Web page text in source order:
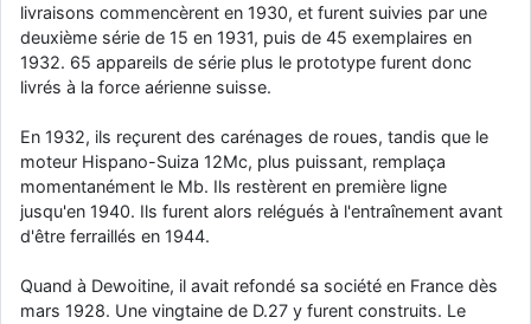
d9pouces : Désolé ! Mon filtrage a été un peu trop violent
manifestement
tout voir
livraisons commencèrent en 1930, et furent suivies par une
deuxième série de 15 en 1931, puis de 45 exemplaires en
1932. 65 appareils de série plus le prototype furent donc
livrés à la force aérienne suisse.
En 1932, ils reçurent des carénages de roues, tandis que le
moteur Hispano-Suiza 12Mc, plus puissant, remplaça
momentanément le Mb. Ils restèrent en première ligne
jusqu'en 1940. Ils furent alors relégués à l'entraînement avant
d'être ferraillés en 1944.
Quand à Dewoitine, il avait refondé sa société en France dès
mars 1928. Une vingtaine de D.27 y furent construits. Le